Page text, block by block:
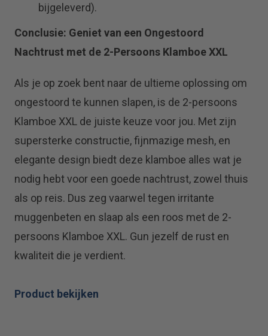
bijgeleverd).
Conclusie: Geniet van een Ongestoord
Nachtrust met de 2-Persoons Klamboe XXL
Als je op zoek bent naar de ultieme oplossing om
ongestoord te kunnen slapen, is de 2-persoons
Klamboe XXL de juiste keuze voor jou. Met zijn
supersterke constructie, fijnmazige mesh, en
elegante design biedt deze klamboe alles wat je
nodig hebt voor een goede nachtrust, zowel thuis
als op reis. Dus zeg vaarwel tegen irritante
muggenbeten en slaap als een roos met de 2-
persoons Klamboe XXL. Gun jezelf de rust en
kwaliteit die je verdient.
Product bekijken